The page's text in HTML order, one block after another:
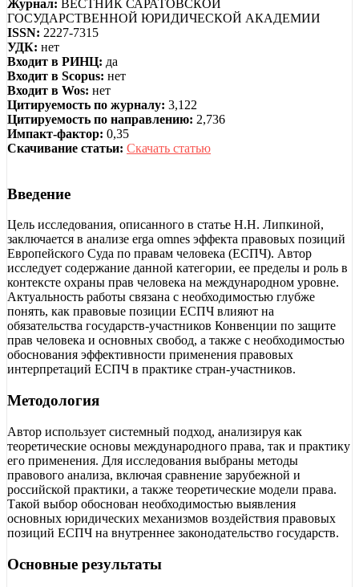
Журнал: ВЕСТНИК САРАТОВСКОЙ
ГОСУДАРСТВЕННОЙ ЮРИДИЧЕСКОЙ АКАДЕМИИ
ISSN: 2227-7315
УДК: нет
Входит в РИНЦ: да
Входит в Scopus: нет
Входит в Wos: нет
Цитируемость по журналу: 3,122
Цитируемость по направлению: 2,736
Импакт-фактор: 0,35
Скачивание статьи: Скачать статью
Введение
Цель исследования, описанного в статье Н.Н. Липкиной,
заключается в анализе erga omnes эффекта правовых позиций
Европейского Суда по правам человека (ЕСПЧ). Автор
исследует содержание данной категории, ее пределы и роль в
контексте охраны прав человека на международном уровне.
Актуальность работы связана с необходимостью глубже
понять, как правовые позиции ЕСПЧ влияют на
обязательства государств-участников Конвенции по защите
прав человека и основных свобод, а также с необходимостью
обоснования эффективности применения правовых
интерпретаций ЕСПЧ в практике стран-участников.
Методология
Автор использует системный подход, анализируя как
теоретические основы международного права, так и практику
его применения. Для исследования выбраны методы
правового анализа, включая сравнение зарубежной и
российской практики, а также теоретические модели права.
Такой выбор обоснован необходимостью выявления
основных юридических механизмов воздействия правовых
позиций ЕСПЧ на внутреннее законодательство государств.
Основные результаты